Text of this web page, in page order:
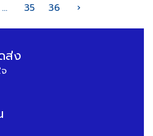
... 35 36 ›
ส่ง